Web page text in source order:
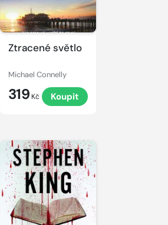
Ztracené světlo
Michael Connelly
319 Kč Koupit